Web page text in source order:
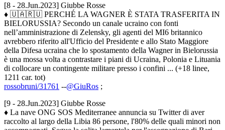
[8 - 28.Jun.2023] Giubbe Rosse
♦ 🇺🇦🇷🇺 PERCHÉ LA WAGNER È STATA TRASFERITA IN
BIELORUSSIA? Secondo un canale ucraino con fonti
nell’amministrazione di Zelensky, gli agenti del MI6 britannico
avrebbero riferito all'Ufficio del Presidente e allo Stato Maggiore
della Difesa ucraina che lo spostamento della Wagner in Bielorussia
è una mossa volta a contrastare i piani di Ucraina, Polonia e Lituania
di collocare un contingente militare presso i confini ... (+18 linee,
1211 car. tot)
rossobruni/31761 --@GiuRos ;
[9 - 28.Jun.2023] Giubbe Rosse
♦ La nave ONG SOS Mediterranee annuncia su Twitter di aver
raccolto al largo della Libia 86 persone, l'80% delle quali minori non